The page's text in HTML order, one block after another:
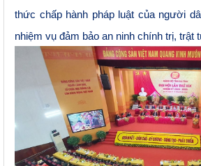
thức chấp hành pháp luật của người
nhiệm vụ đảm bảo an ninh chính trị, trật